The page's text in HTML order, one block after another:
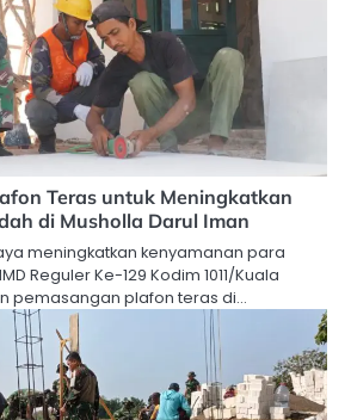
Teras untuk Meningkatkan
di Musholla Darul Iman
meningkatkan kenyamanan para
Reguler Ke-129 Kodim 1011/Kuala
pemasangan plafon teras di…